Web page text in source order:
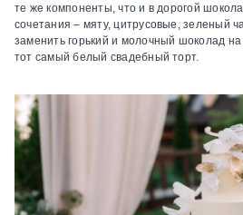
те же компоненты, что и в дорогой
сочетания – мяту, цитрусовые, зеленый
заменить горький и молочный шоколад
тот самый белый свадебный торт.